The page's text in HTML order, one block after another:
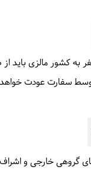
سفارت عودت
گروهی خارجی و